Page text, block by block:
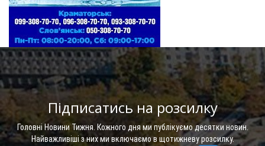
Підписатись на розсилку
Головні Новини Тижня. Кожного дня ми публікуємо десятки новин.
Найважливіші з них ми включаємо в щотижневу розсилку.